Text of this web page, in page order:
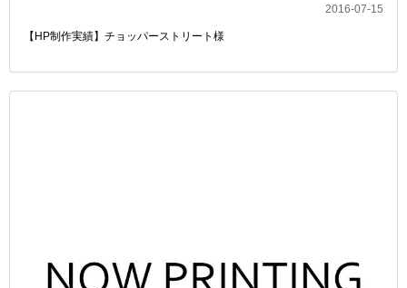
2016-07-15
【HP制作実績】チョッパーストリート様